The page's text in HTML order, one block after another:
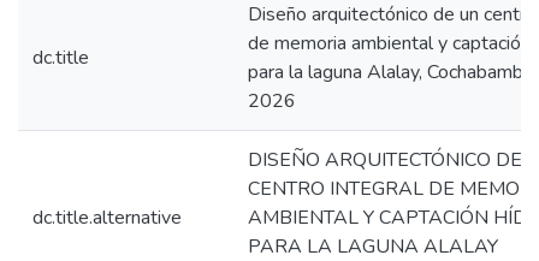
dc.title
Diseño arquitectónico de un
de memoria ambiental y captación
para la laguna Alalay,
2026
dc.title.alternative
DISEÑO ARQUITECTÓNICO DE
CENTRO INTEGRAL DE
AMBIENTAL Y CAPTACIÓN
PARA LA LAGUNA ALALAY